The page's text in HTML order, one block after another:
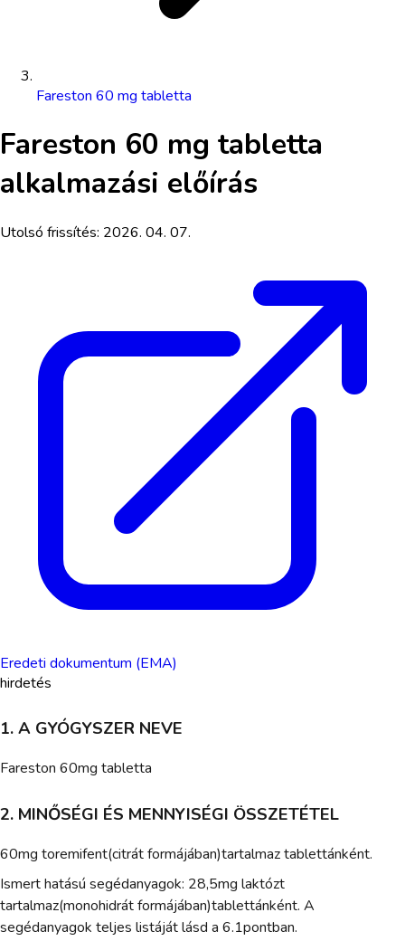
Fareston 60 mg tabletta
Fareston 60 mg tabletta
alkalmazási előírás
Utolsó frissítés: 2026. 04. 07.
Eredeti dokumentum (EMA)
hirdetés
1. A GYÓGYSZER NEVE
Fareston 60mg tabletta
2. MINŐSÉGI ÉS MENNYISÉGI ÖSSZETÉTEL
60mg toremifent(citrát formájában)tartalmaz tablettánként.
Ismert hatású segédanyagok: 28,5mg laktózt
tartalmaz(monohidrát formájában)tablettánként. A
segédanyagok teljes listáját lásd a 6.1pontban.